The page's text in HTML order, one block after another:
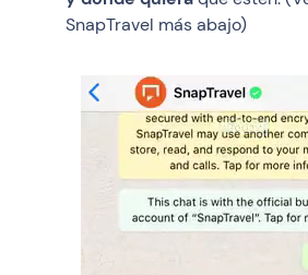
SnapTravel más abajo)